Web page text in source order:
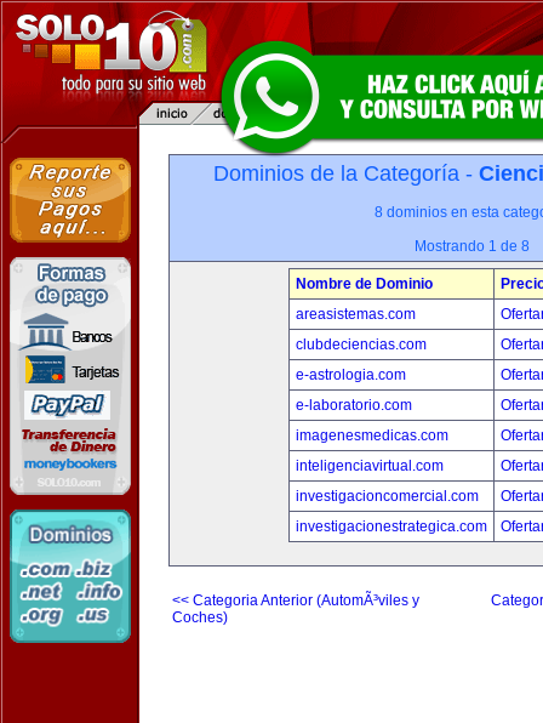
Dominios de la Categoría -
8 dominios en esta
Mostrando 1 de 8
Nombre de Dominio
areasistemas.com
clubdeciencias.com
e-astrologia.com
e-laboratorio.com
imagenesmedicas.com
inteligenciavirtual.com
investigacioncomercial.com
investigacionestrategica.com
<< Categoria Anterior (AutomÃ³viles y
Coches)